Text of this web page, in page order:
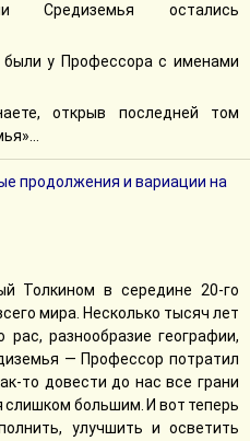
Средиземья остались
были у Профессора с именами
открыв последней том
продолжения и вариации на
Толкином в середине 20-го
мира. Несколько тысяч лет
рас, разнообразие географии,
— Профессор потратил
то довести до нас все грани
слишком большим. И вот теперь
улучшить и осветить